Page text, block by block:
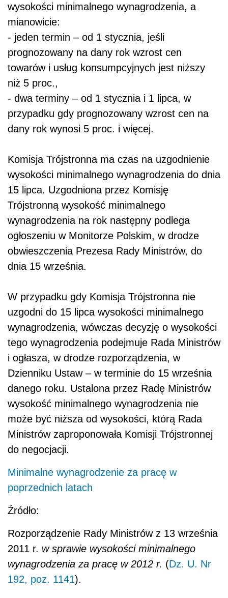
wysokości minimalnego wynagrodzenia, a
mianowicie:
- jeden termin – od 1 stycznia, jeśli
prognozowany na dany rok wzrost cen
towarów i usług konsumpcyjnych jest niższy
niż 5 proc.,
- dwa terminy – od 1 stycznia i 1 lipca, w
przypadku gdy prognozowany wzrost cen na
dany rok wynosi 5 proc. i więcej.
Komisja Trójstronna ma czas na uzgodnienie
wysokości minimalnego wynagrodzenia do dnia
15 lipca. Uzgodniona przez Komisję
Trójstronną wysokość minimalnego
wynagrodzenia na rok następny podlega
ogłoszeniu w Monitorze Polskim, w drodze
obwieszczenia Prezesa Rady Ministrów, do
dnia 15 września.
W przypadku gdy Komisja Trójstronna nie
uzgodni do 15 lipca wysokości minimalnego
wynagrodzenia, wówczas decyzję o wysokości
tego wynagrodzenia podejmuje Rada Ministrów
i ogłasza, w drodze rozporządzenia, w
Dzienniku Ustaw – w terminie do 15 września
danego roku. Ustalona przez Radę Ministrów
wysokość minimalnego wynagrodzenia nie
może być niższa od wysokości, którą Rada
Ministrów zaproponowała Komisji Trójstronnej
do negocjacji.
Minimalne wynagrodzenie za pracę w
poprzednich latach
Źródło:
Rozporządzenie Rady Ministrów z 13 września
2011 r. w sprawie wysokości minimalnego
wynagrodzenia za pracę w 2012 r. (Dz. U. Nr
192, poz. 1141).